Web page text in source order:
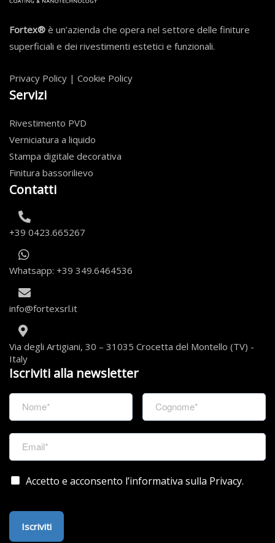
Fortex® è un’azienda che opera nel settore delle finiture
superficiali e dei rivestimenti estetici e funzionali.
Privacy Policy | Cookie Policy
Servizi
Rivestimento PVD
Verniciatura a liquido
Stampa digitale decorativa
Finitura bassorilievo
Contatti
+39 0423.665267
Whatsapp: +39 349.6464536
info@fortexsrl.it
Via degli Artigiani, 30 – 31035 Crocetta del Montello (TV) -
Italy
Iscriviti alla newsletter
Accetto e acconsento l’informativa sulla Privacy.
Iscriviti